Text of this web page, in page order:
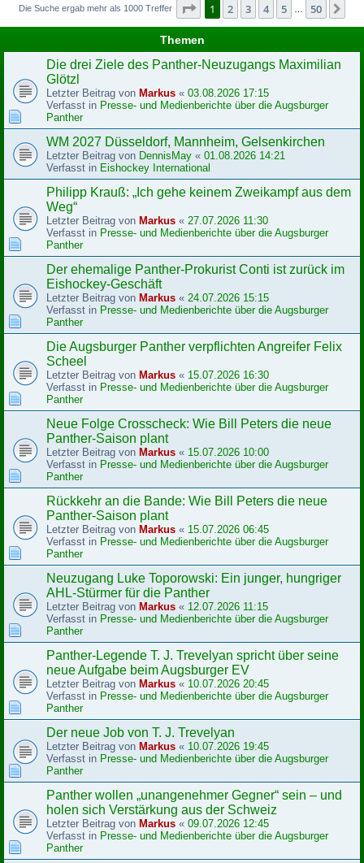
Die Suche ergab mehr als 1000 Treffer Seite 1von 50
1 2 3 4 5 50
Themen
Die drei Ziele des Panther-Neuzugangs Maximilian
Glötzl
Letzter Beitrag von Markus « 03.08.2026 17:15
Verfasst in Presse- und Medienberichte über die Augsburger
Panther
WM 2027 Düsseldorf, Mannheim, Gelsenkirchen
Letzter Beitrag von DennisMay « 01.08.2026 14:21
Verfasst in Eishockey International
Philipp Krauß: „Ich gehe keinem Zweikampf aus dem
Weg“
Letzter Beitrag von Markus « 27.07.2026 11:30
Verfasst in Presse- und Medienberichte über die Augsburger
Panther
Der ehemalige Panther-Prokurist Conti ist zurück im
Eishockey-Geschäft
Letzter Beitrag von Markus « 24.07.2026 15:15
Verfasst in Presse- und Medienberichte über die Augsburger
Panther
Die Augsburger Panther verpflichten Angreifer Felix
Scheel
Letzter Beitrag von Markus « 15.07.2026 16:30
Verfasst in Presse- und Medienberichte über die Augsburger
Panther
Neue Folge Crosscheck: Wie Bill Peters die neue
Panther-Saison plant
Letzter Beitrag von Markus « 15.07.2026 10:00
Verfasst in Presse- und Medienberichte über die Augsburger
Panther
Rückkehr an die Bande: Wie Bill Peters die neue
Panther-Saison plant
Letzter Beitrag von Markus « 15.07.2026 06:45
Verfasst in Presse- und Medienberichte über die Augsburger
Panther
Neuzugang Luke Toporowski: Ein junger, hungriger
AHL-Stürmer für die Panther
Letzter Beitrag von Markus « 12.07.2026 11:15
Verfasst in Presse- und Medienberichte über die Augsburger
Panther
Panther-Legende T. J. Trevelyan spricht über seine
neue Aufgabe beim Augsburger EV
Letzter Beitrag von Markus « 10.07.2026 20:45
Verfasst in Presse- und Medienberichte über die Augsburger
Panther
Der neue Job von T. J. Trevelyan
Letzter Beitrag von Markus « 10.07.2026 19:45
Verfasst in Presse- und Medienberichte über die Augsburger
Panther
Panther wollen „unangenehmer Gegner“ sein – und
holen sich Verstärkung aus der Schweiz
Letzter Beitrag von Markus « 09.07.2026 12:45
Verfasst in Presse- und Medienberichte über die Augsburger
Panther